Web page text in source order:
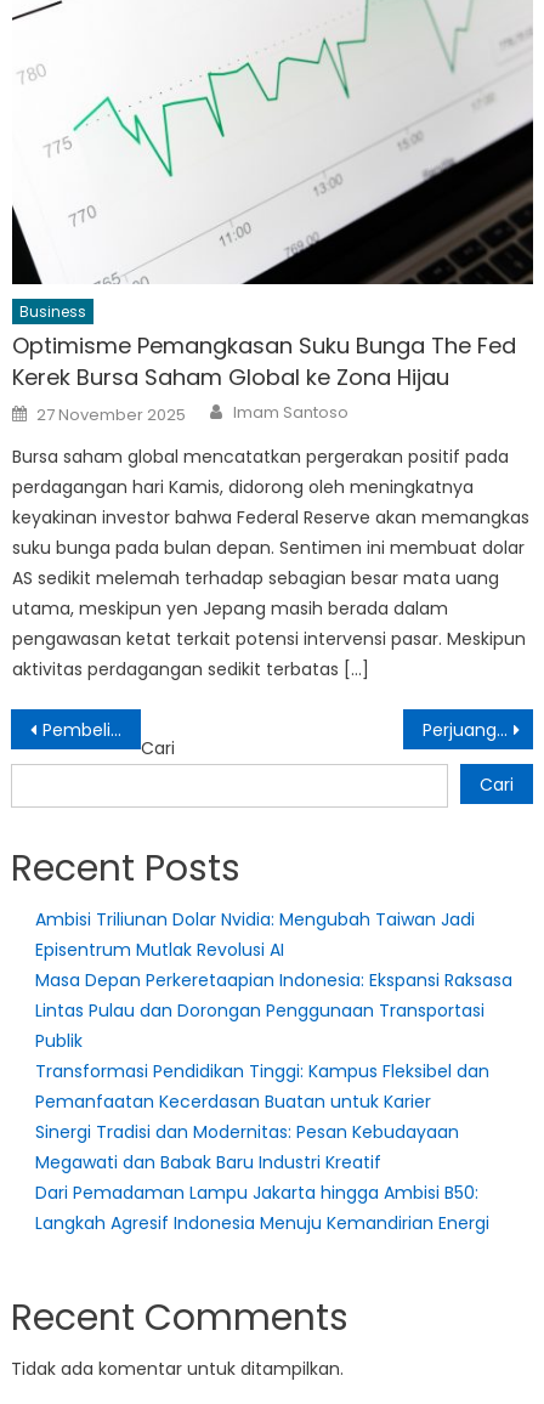
Business
Optimisme Pemangkasan Suku Bunga The Fed
Kerek Bursa Saham Global ke Zona Hijau
Posted
on
27 November 2025 Author
Imam Santoso
Bursa saham global mencatatkan pergerakan positif pada
perdagangan hari Kamis, didorong oleh meningkatnya
keyakinan investor bahwa Federal Reserve akan memangkas
suku bunga pada bulan depan. Sentimen ini membuat dolar
AS sedikit melemah terhadap sebagian besar mata uang
utama, meskipun yen Jepang masih berada dalam
pengawasan ketat terkait potensi intervensi pasar. Meskipun
aktivitas perdagangan sedikit terbatas […]
Navigasi
pos
Pembelian Terbaru Warren Buffett Senilai $2,1 Miliar Membawa Total Investasinya di Saham Ini Menjadi Lebih Dari $74 Miliar dalam Kurang dari 6 Tahun Perjuangan Komunitas Adat di Belitung untuk Menjaga Tanah Warisan
Cari
Cari
Recent Posts
Ambisi Triliunan Dolar Nvidia: Mengubah Taiwan Jadi
Episentrum Mutlak Revolusi AI
Masa Depan Perkeretaapian Indonesia: Ekspansi Raksasa
Lintas Pulau dan Dorongan Penggunaan Transportasi
Publik
Transformasi Pendidikan Tinggi: Kampus Fleksibel dan
Pemanfaatan Kecerdasan Buatan untuk Karier
Sinergi Tradisi dan Modernitas: Pesan Kebudayaan
Megawati dan Babak Baru Industri Kreatif
Dari Pemadaman Lampu Jakarta hingga Ambisi B50:
Langkah Agresif Indonesia Menuju Kemandirian Energi
Recent Comments
Tidak ada komentar untuk ditampilkan.